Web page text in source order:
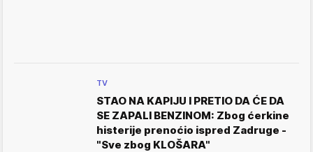
TV
STAO NA KAPIJU I PRETIO DA ĆE DA
SE ZAPALI BENZINOM: Zbog ćerkine
histerije prenoćio ispred Zadruge -
"Sve zbog KLOŠARA"